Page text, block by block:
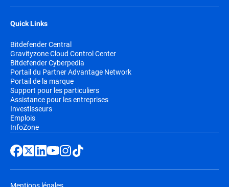
Quick Links
Bitdefender Central
Gravityzone Cloud Control Center
Bitdefender Cyberpedia
Portail du Partner Advantage Network
Portail de la marque
Support pour les particuliers
Assistance pour les entreprises
Investisseurs
Emplois
InfoZone